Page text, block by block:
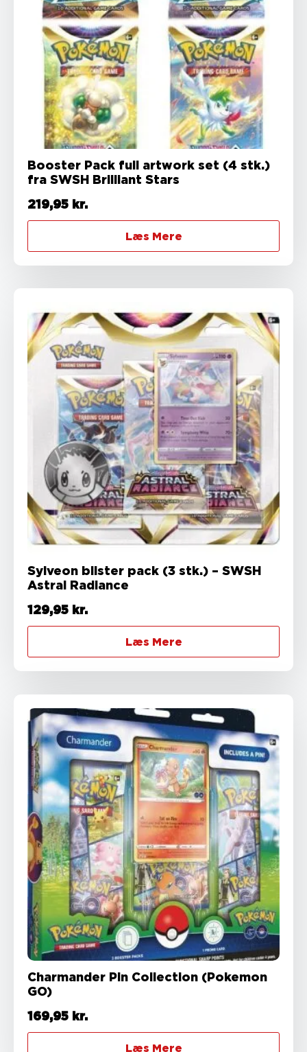
Booster Pack full artwork set (4 stk.)
fra SWSH Brilliant Stars
219,95 kr.
Læs Mere
Sylveon blister pack (3 stk.) – SWSH
Astral Radiance
129,95 kr.
Læs Mere
Charmander Pin Collection (Pokemon
GO)
169,95 kr.
Læs Mere